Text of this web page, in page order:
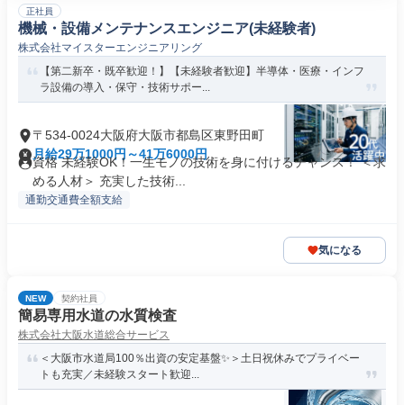
正社員
機械・設備メンテナンスエンジニア(未経験者)
株式会社マイスターエンジニアリング
【第二新卒・既卒歓迎！】【未経験者歓迎】半導体・医療・インフ
ラ設備の導入・保守・技術サポー...
〒534-0024大阪府大阪市都島区東野田町
月給29万1000円～41万6000円
資格 未経験OK！一生モノの技術を身に付けるチャンス！ ＜求
める人材＞ 充実した技術...
通勤交通費全額支給
気になる
NEW 契約社員
簡易専用水道の水質検査
株式会社大阪水道総合サービス
＜大阪市水道局100％出資の安定基盤✨＞土日祝休みでプライベー
トも充実／未経験スタート歓迎...